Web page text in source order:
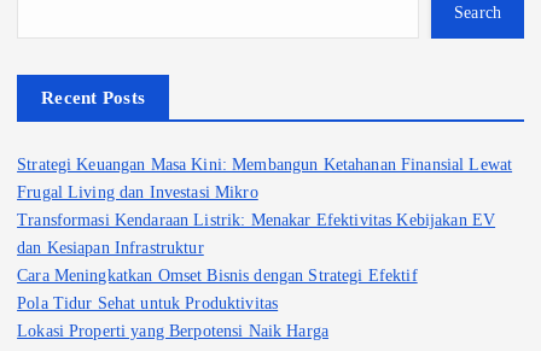
Search
Recent Posts
Strategi Keuangan Masa Kini: Membangun Ketahanan Finansial Lewat
Frugal Living dan Investasi Mikro
Transformasi Kendaraan Listrik: Menakar Efektivitas Kebijakan EV
dan Kesiapan Infrastruktur
Cara Meningkatkan Omset Bisnis dengan Strategi Efektif
Pola Tidur Sehat untuk Produktivitas
Lokasi Properti yang Berpotensi Naik Harga